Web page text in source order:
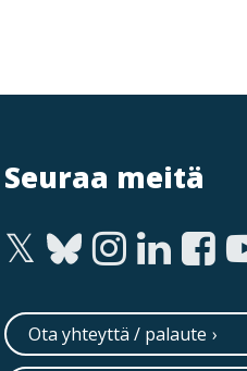
Seuraa meitä
Ota yhteyttä / palaute